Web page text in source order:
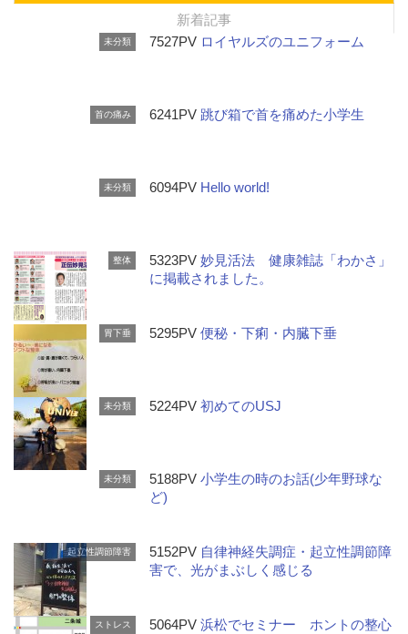
新着記事
未分類 7527PV ロイヤルズのユニフォーム
首の痛み 6241PV 跳び箱で首を痛めた小学生
未分類 6094PV Hello world!
整体 5323PV妙見活法 健康雑誌「わかさ」
に掲載されました。
胃下垂 5295PV便秘・下痢・内臓下垂
未分類 5224PV初めてのUSJ
未分類 5188PV小学生の時のお話(少年野球な
ど)
起立性調節障害 5152PV 自律神経失調症・起立性調節障
害で、光がまぶしく感じる
ストレス 5064PV浜松でセミナー ホントの整心